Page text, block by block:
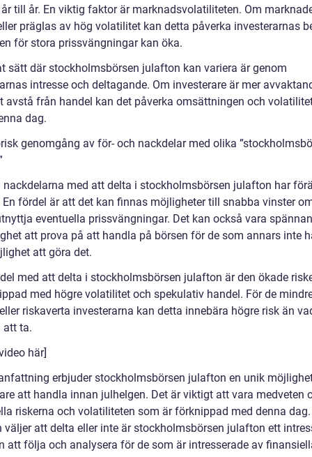
till år. En viktig faktor är marknadsvolatiliteten. Om
präglas av hög volatilitet kan detta påverka investerarnas
för stora prissvängningar kan öka.
sätt där stockholmsbörsen julafton kan variera är genom
intresse och deltagande. Om investerare är mer
avstå från handel kan det påverka omsättningen och
dag.
genomgång av för- och nackdelar med olika
nackdelarna med att delta i stockholmsbörsen julafton har
En fördel är att det kan finnas möjligheter till snabba vinster
eventuella prissvängningar. Det kan också vara
att prova på att handla på börsen för de som annars inte
att göra det.
med att delta i stockholmsbörsen julafton är den ökade
med högre volatilitet och spekulativ handel. För de
riskaverta investerarna kan detta innebära högre risk än
att ta.
här]
erbjuder stockholmsbörsen julafton en unik
att handla innan julhelgen. Det är viktigt att vara medveten
riskerna och volatiliteten som är förknippad med denna
väljer att delta eller inte är stockholmsbörsen julafton ett
att följa och analysera för de som är intresserade av